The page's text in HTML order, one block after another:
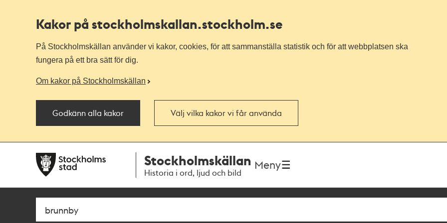
Kakor på stockholmskallan.stockholm.se
På Stockholmskällan använder vi kakor, cookies, för att sammanställa statistik och för att webbplatsen ska
fungera på ett bra sätt för dig.
Om kakor på Stockholmskällan
Godkänn alla kakor Välj vilka kakor vi får använda
navigationen
huvudinnehållet
Stockholmskällan
Historia i ord, ljud och bild
Meny
Sök